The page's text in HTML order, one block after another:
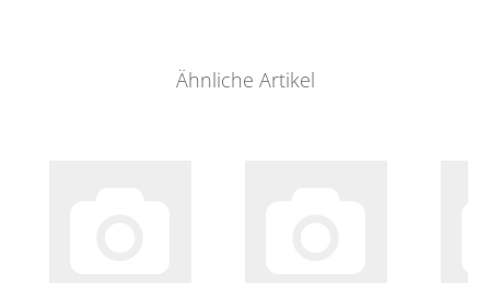
Ähnliche Artikel